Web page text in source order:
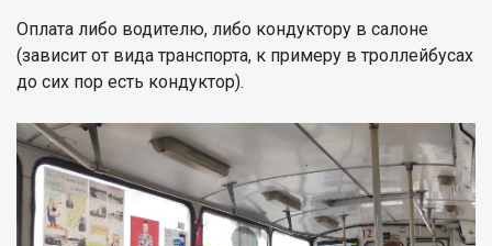
Оплата либо водителю, либо кондуктору в салоне
(зависит от вида транспорта, к примеру в троллейбусах
до сих пор есть кондуктор).